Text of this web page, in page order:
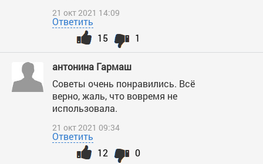
21 окт 2021 14:09
Ответить
1
15
антонина Гармаш
Советы очень понравились. Всё
верно, жаль, что вовремя не
использовала.
21 окт 2021 09:34
Ответить
0
12